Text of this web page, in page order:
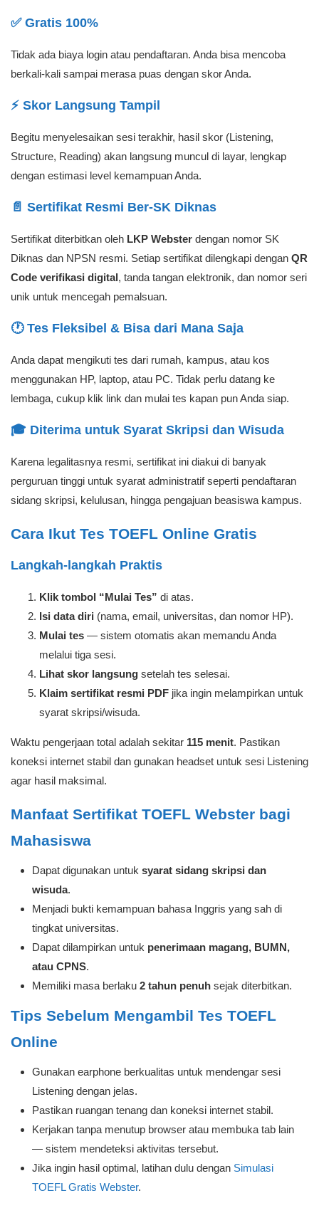
✅ Gratis 100%
Tidak ada biaya login atau pendaftaran. Anda bisa mencoba
berkali-kali sampai merasa puas dengan skor Anda.
⚡ Skor Langsung Tampil
Begitu menyelesaikan sesi terakhir, hasil skor (Listening,
Structure, Reading) akan langsung muncul di layar, lengkap
dengan estimasi level kemampuan Anda.
📄 Sertifikat Resmi Ber-SK Diknas
Sertifikat diterbitkan oleh LKP Webster dengan nomor SK
Diknas dan NPSN resmi. Setiap sertifikat dilengkapi dengan QR
Code verifikasi digital, tanda tangan elektronik, dan nomor seri
unik untuk mencegah pemalsuan.
🕐 Tes Fleksibel & Bisa dari Mana Saja
Anda dapat mengikuti tes dari rumah, kampus, atau kos
menggunakan HP, laptop, atau PC. Tidak perlu datang ke
lembaga, cukup klik link dan mulai tes kapan pun Anda siap.
🎓 Diterima untuk Syarat Skripsi dan Wisuda
Karena legalitasnya resmi, sertifikat ini diakui di banyak
perguruan tinggi untuk syarat administratif seperti pendaftaran
sidang skripsi, kelulusan, hingga pengajuan beasiswa kampus.
Cara Ikut Tes TOEFL Online Gratis
Langkah-langkah Praktis
Klik tombol “Mulai Tes” di atas.
Isi data diri (nama, email, universitas, dan nomor HP).
Mulai tes — sistem otomatis akan memandu Anda
melalui tiga sesi.
Lihat skor langsung setelah tes selesai.
Klaim sertifikat resmi PDF jika ingin melampirkan untuk
syarat skripsi/wisuda.
Waktu pengerjaan total adalah sekitar 115 menit. Pastikan
koneksi internet stabil dan gunakan headset untuk sesi Listening
agar hasil maksimal.
Manfaat Sertifikat TOEFL Webster bagi
Mahasiswa
Dapat digunakan untuk syarat sidang skripsi dan
wisuda.
Menjadi bukti kemampuan bahasa Inggris yang sah di
tingkat universitas.
Dapat dilampirkan untuk penerimaan magang, BUMN,
atau CPNS.
Memiliki masa berlaku 2 tahun penuh sejak diterbitkan.
Tips Sebelum Mengambil Tes TOEFL
Online
Gunakan earphone berkualitas untuk mendengar sesi
Listening dengan jelas.
Pastikan ruangan tenang dan koneksi internet stabil.
Kerjakan tanpa menutup browser atau membuka tab lain
— sistem mendeteksi aktivitas tersebut.
Jika ingin hasil optimal, latihan dulu dengan Simulasi
TOEFL Gratis Webster.